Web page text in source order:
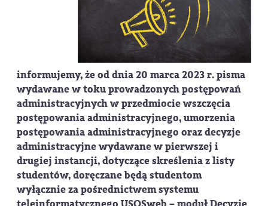
informujemy, że od dnia 20 marca 2023 r. pisma
wydawane w toku prowadzonych postępowań
administracyjnych w przedmiocie wszczęcia
postępowania administracyjnego, umorzenia
postępowania administracyjnego oraz decyzje
administracyjne wydawane w pierwszej i
drugiej instancji, dotyczące skreślenia z listy
studentów, doręczane będą studentom
wyłącznie za pośrednictwem systemu